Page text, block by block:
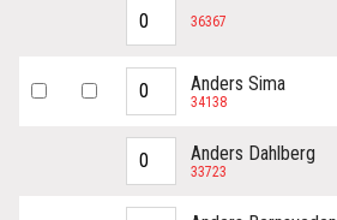
36367
Anders Sima
34138
Anders Dahlberg
33723